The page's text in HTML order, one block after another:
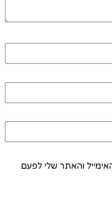
והאתר שלי לפעם